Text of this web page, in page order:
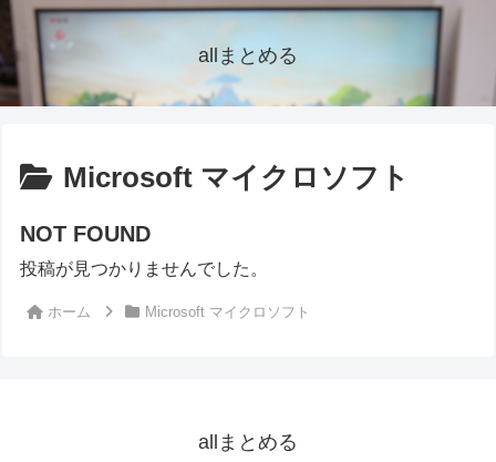
allまとめる
Microsoft マイクロソフト
NOT FOUND
投稿が見つかりませんでした。
ホーム Microsoft マイクロソフト
allまとめる